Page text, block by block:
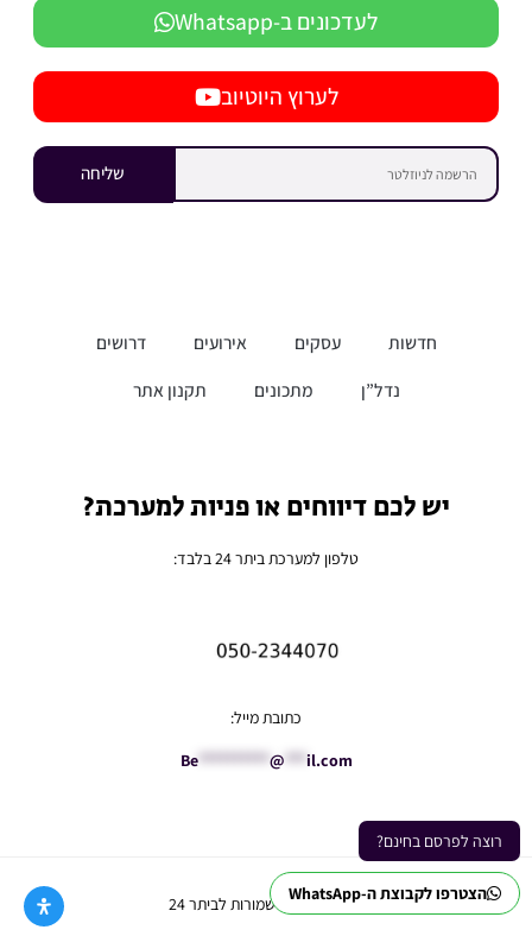
הצטרפו לקבוצת ה-WhatsApp
רוצה לפרסם בחינם?
לעדכונים ב-Whatsapp
לערוץ היוטיוב
שליחה
חדשות עסקים אירועים
דרושים
נדל”ן
מתכונים תקנון אתר
יש לכם דיווחים או פניות למערכת?
טלפון למערכת ביתר 24 בלבד:
כתובת מייל:
Be********** @ *** il.com
Ⓒ כל הזכויות שמורות לביתר 24